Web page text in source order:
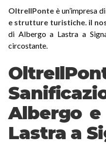
OltreIlPonte è un’impresa di
e strutture turistiche. il
di Albergo a Lastra a
circostante.
Albergo
Lastra a